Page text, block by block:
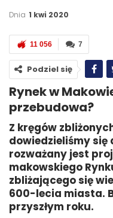
Dnia 1 kwi 2020
7
11 056
Podziel się
Rynek w
przebudowa?
Z kręgów
dowiedzieliśmy się
rozważany jest
makowskiego
zbliżającego się
600-lecia miasta.
przyszłym roku.